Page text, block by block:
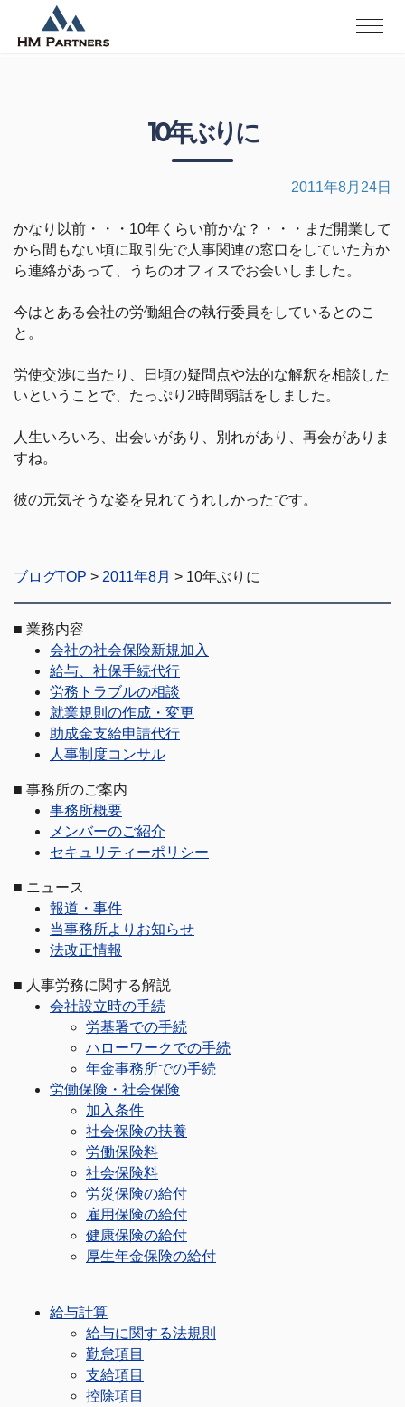
10年ぶりに
2011年8月24日
かなり以前・・・10年くらい前かな？・・・まだ開業して
から間もない頃に取引先で人事関連の窓口をしていた方か
ら連絡があって、うちのオフィスでお会いしました。
今はとある会社の労働組合の執行委員をしているとのこ
と。
労使交渉に当たり、日頃の疑問点や法的な解釈を相談した
いということで、たっぷり2時間弱話をしました。
人生いろいろ、出会いがあり、別れがあり、再会がありま
すね。
彼の元気そうな姿を見れてうれしかったです。
ブログTOP > 2011年8月 > 10年ぶりに
■ 業務内容
会社の社会保険新規加入
給与、社保手続代行
労務トラブルの相談
就業規則の作成・変更
助成金支給申請代行
人事制度コンサル
■ 事務所のご案内
事務所概要
メンバーのご紹介
セキュリティーポリシー
■ ニュース
報道・事件
当事務所よりお知らせ
法改正情報
■ 人事労務に関する解説
会社設立時の手続
労基署での手続
ハローワークでの手続
年金事務所での手続
労働保険・社会保険
加入条件
社会保険の扶養
労働保険料
社会保険料
労災保険の給付
雇用保険の給付
健康保険の給付
厚生年金保険の給付
給与計算
給与に関する法規則
勤怠項目
支給項目
控除項目